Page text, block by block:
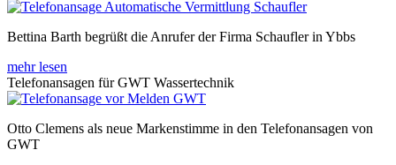
Bettina Barth begrüßt die Anrufer der Firma Schaufler in Ybbs
mehr lesen
Telefonansagen für GWT Wassertechnik
Otto Clemens als neue Markenstimme in den Telefonansagen von
GWT